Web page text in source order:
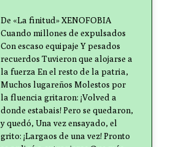
De «La finitud» XENOFOBIA
Cuando millones de expulsados
Con escaso equipaje Y pesados
recuerdos Tuvieron que alojarse a
la fuerza En el resto de la patria,
Muchos lugareños Molestos por
la fluencia gritaron: ¡Volved a
donde estabais! Pero se quedaron,
y quedó, Una vez ensayado, el
grito: ¡Largaos de una vez! Pronto